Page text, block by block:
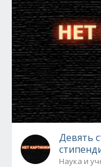
Девять
Наука и